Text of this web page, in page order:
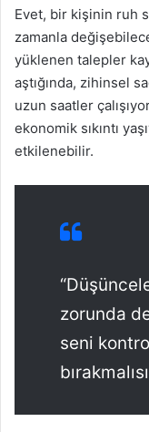
Evet, bir kişinin ruh
zamanla
yüklenen talepler
aştığında, zihinsel
uzun saatler
ekonomik sıkıntı
etkilenebilir.
zorunda
seni